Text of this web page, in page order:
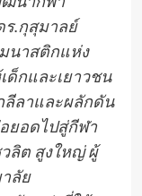
.กุสุมาลย์
นาสติกแห่ง
ด็กและเยาวชน
ลีลาและผลักดัน
ยอดไปสู่กีฬา
ลิต สูงใหญ่ ผู้
ลัย